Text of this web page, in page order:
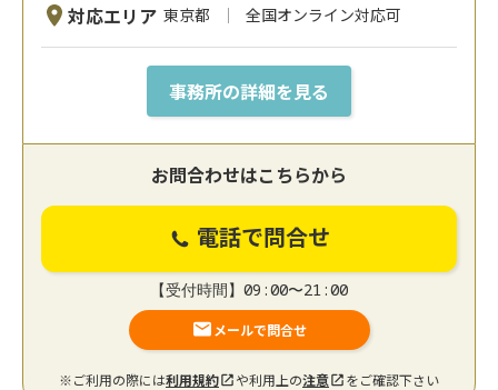
対応エリア 東京都 全国オンライン対応可
事務所の詳細を見る
お問合わせはこちらから
電話で問合せ
【受付時間】09:00〜21:00
メールで問合せ
※ご利用の際には利用規約 や利用上の注意 をご確認下さい